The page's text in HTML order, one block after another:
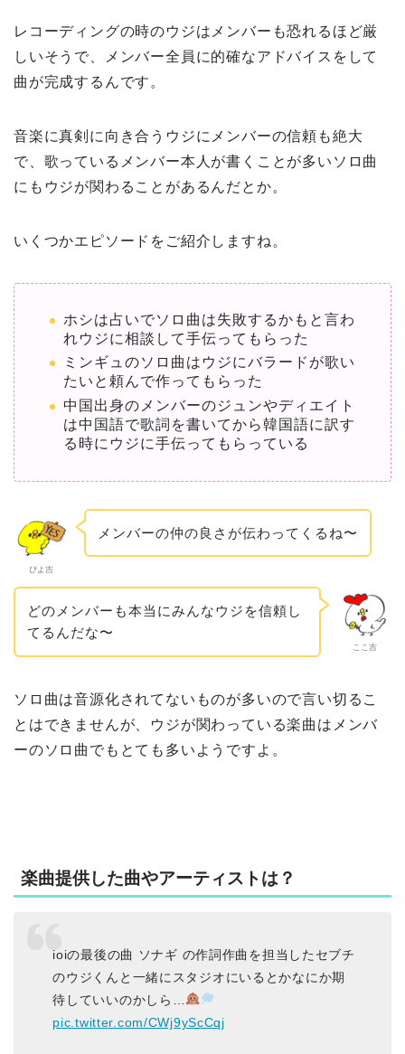
レコーディングの時のウジはメンバーも恐れるほど厳
しいそうで、メンバー全員に的確なアドバイスをして
曲が完成するんです。
音楽に真剣に向き合うウジにメンバーの信頼も絶大
で、歌っているメンバー本人が書くことが多いソロ曲
にもウジが関わることがあるんだとか。
いくつかエピソードをご紹介しますね。
ホシは占いでソロ曲は失敗するかもと言わ
れウジに相談して手伝ってもらった
ミンギュのソロ曲はウジにバラードが歌い
たいと頼んで作ってもらった
中国出身のメンバーのジュンやディエイト
は中国語で歌詞を書いてから韓国語に訳す
る時にウジに手伝ってもらっている
ぴよ吉
メンバーの仲の良さが伝わってくるね〜
ここ吉
どのメンバーも本当にみんなウジを信頼し
てるんだな〜
ソロ曲は音源化されてないものが多いので言い切るこ
とはできませんが、ウジが関わっている楽曲はメンバ
ーのソロ曲でもとても多いようですよ。
楽曲提供した曲やアーティストは？
ioiの最後の曲 ソナギ の作詞作曲を担当したセブチ
のウジくんと一緒にスタジオにいるとかなにか期
待していいのかしら…
pic.twitter.com/CWj9yScCqj